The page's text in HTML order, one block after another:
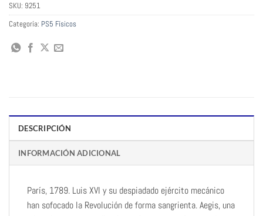
SKU: 9251
Categoría: PS5 Físicos
DESCRIPCIÓN
INFORMACIÓN ADICIONAL
París, 1789. Luis XVI y su despiadado ejército mecánico
han sofocado la Revolución de forma sangrienta. Aegis, una